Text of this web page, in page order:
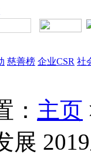
慈善榜 企业CSR 社
： 主页
展